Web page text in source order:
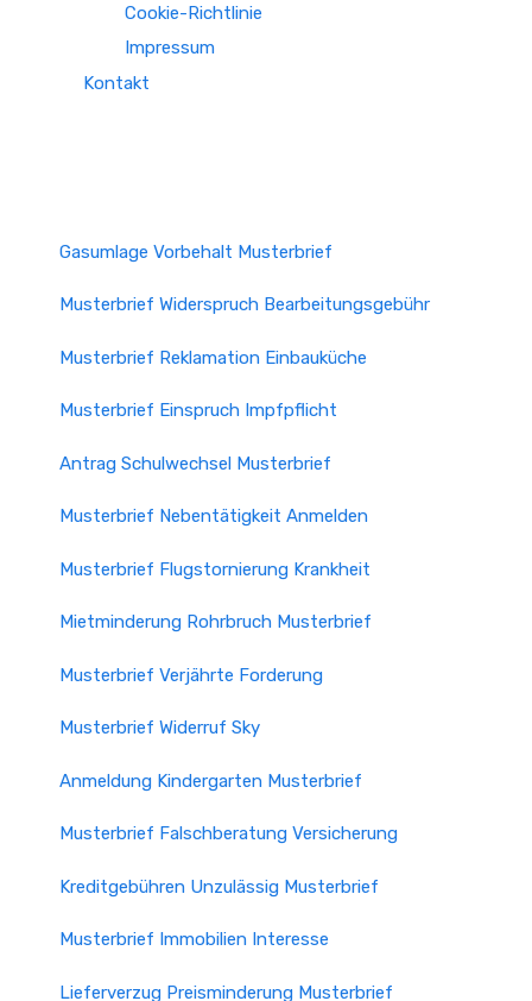
Cookie-Richtlinie
Impressum
Kontakt
Gasumlage Vorbehalt Musterbrief
Musterbrief Widerspruch Bearbeitungsgebühr
Musterbrief Reklamation Einbauküche
Musterbrief Einspruch Impfpflicht
Antrag Schulwechsel Musterbrief
Musterbrief Nebentätigkeit Anmelden
Musterbrief Flugstornierung Krankheit
Mietminderung Rohrbruch Musterbrief
Musterbrief Verjährte Forderung
Musterbrief Widerruf Sky
Anmeldung Kindergarten Musterbrief
Musterbrief Falschberatung Versicherung
Kreditgebühren Unzulässig Musterbrief
Musterbrief Immobilien Interesse
Lieferverzug Preisminderung Musterbrief